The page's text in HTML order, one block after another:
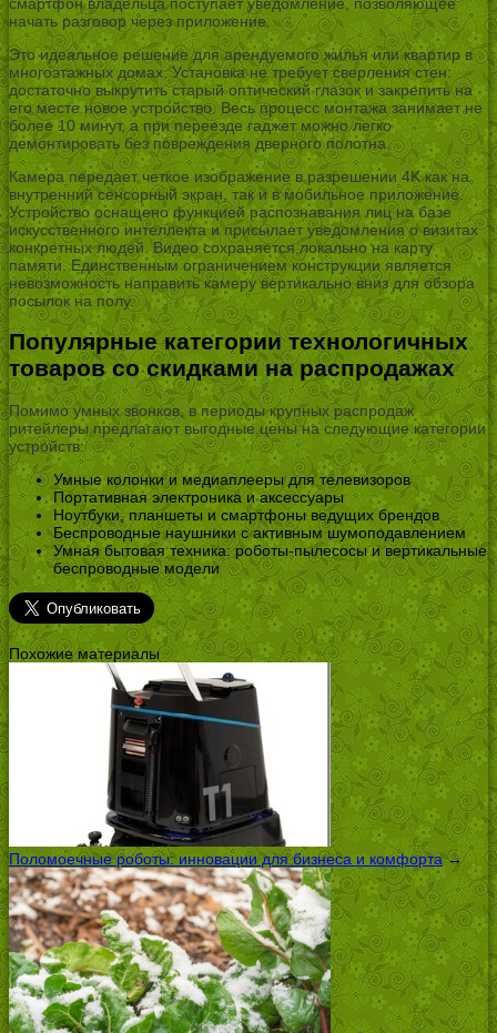
начать разговор через приложение.
Это идеальное решение для арендуемого жилья или квартир в
многоэтажных домах. Установка не требует сверления стен:
достаточно выкрутить старый оптический глазок и закрепить на
его месте новое устройство. Весь процесс монтажа занимает не
более 10 минут, а при переезде гаджет можно легко
демонтировать без повреждения дверного полотна.
Камера передает четкое изображение в разрешении 4K как на
внутренний сенсорный экран, так и в мобильное приложение.
Устройство оснащено функцией распознавания лиц на базе
искусственного интеллекта и присылает уведомления о визитах
конкретных людей. Видео сохраняется локально на карту
памяти. Единственным ограничением конструкции является
невозможность направить камеру вертикально вниз для обзора
посылок на полу.
Популярные категории технологичных
товаров со скидками на распродажах
Помимо умных звонков, в периоды крупных распродаж
ритейлеры предлагают выгодные цены на следующие категории
устройств:
Умные колонки и медиаплееры для телевизоров
Портативная электроника и аксессуары
Ноутбуки, планшеты и смартфоны ведущих брендов
Беспроводные наушники с активным шумоподавлением
Умная бытовая техника: роботы-пылесосы и вертикальные
беспроводные модели
Похожие материалы
Поломоечные роботы: инновации для бизнеса и комфорта→